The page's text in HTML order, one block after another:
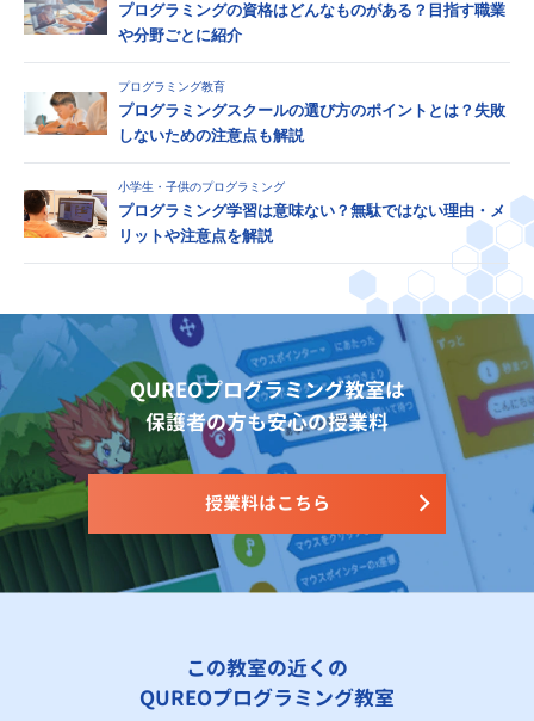
プログラミングの資格はどんなものがある？目指す職業
や分野ごとに紹介
プログラミング教育
プログラミングスクールの選び方のポイントとは？失敗
しないための注意点も解説
小学生・子供のプログラミング
プログラミング学習は意味ない？無駄ではない理由・メ
リットや注意点を解説
QUREOプログラミング教室は
保護者の方も安心の授業料
授業料はこちら
この教室の近くの
QUREOプログラミング教室